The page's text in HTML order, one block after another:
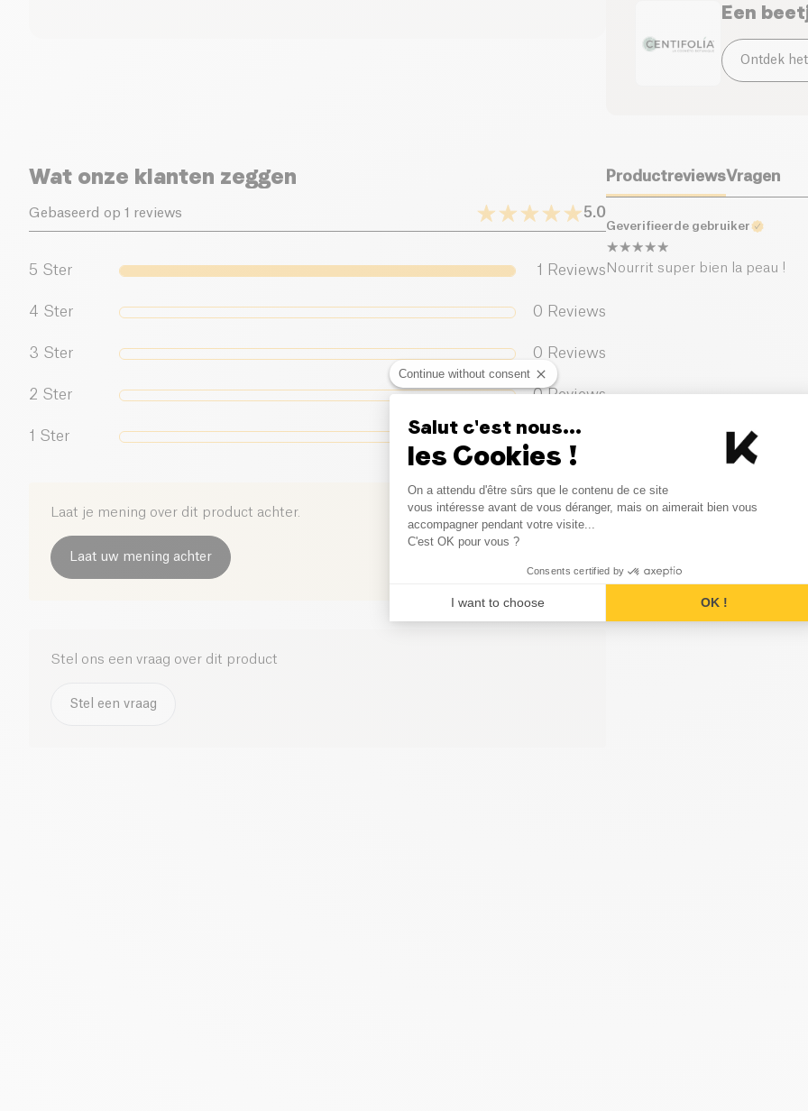
Een
Ontdek
Wat onze klanten zeggen
Gebaseerd op 1 reviews 5.0
5 Ster 1 Reviews
4 Ster 0 Reviews
3 Ster 0 Reviews
2 Ster 0 Reviews
1 Ster 0 Reviews
Laat je mening over dit product achter.
Laat uw mening achter
Stel ons een vraag over dit product
Stel een vraag
ProductreviewsVragen
Geverifieerde gebruiker
Nourrit super bien la peau !
Continue without consent
Salut c'est nous...
les Cookies !
Consent Management
On a attendu d'être sûrs que le contenu de ce site
vous intéresse avant de vous déranger, mais on aimerait bien vous
accompagner pendant votre visite...
C'est OK pour vous ?
Consents certified by
I want to choose OK !
Axeptio consent